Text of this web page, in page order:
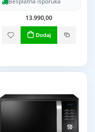
13.990,00
Dodaj